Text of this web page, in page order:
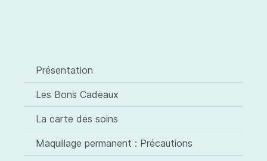
Présentation
Les Bons Cadeaux
La carte des soins
Maquillage permanent : Précautions